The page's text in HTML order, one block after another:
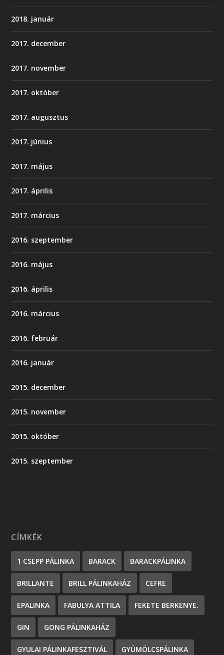
2018. január
2017. december
2017. november
2017. október
2017. augusztus
2017. június
2017. május
2017. április
2017. március
2016. szeptember
2016. május
2016. április
2016. március
2016. február
2016. január
2015. december
2015. november
2015. október
2015. szeptember
CÍMKÉK
1 CSEPP PÁLINKA BARACK BARACKPÁLINKA
BRILLANTE BRILL PÁLINKAHÁZ CEFRE
EPALINKA FABULYA ATTILA FEKETE BERKENYE.
GIN GONG PÁLINKAHÁZ
GYULAI PÁLINKAFESZTIVÁL GYÜMÖLCSPÁLINKA